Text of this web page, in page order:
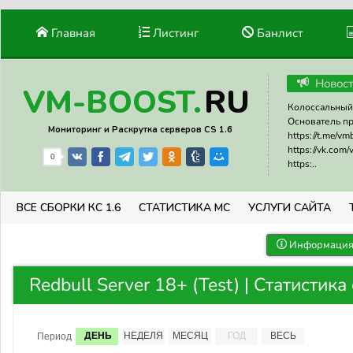
Главная Листинг Банлист
VM-BOOST.RU
Мониторинг и Раскрутка серверов CS 1.6
0
Основатель
https://t.me/
https://vk.com/
https:..
ВСЕ СБОРКИ КС 1.6 СТАТИСТИКА МС УСЛУГИ САЙТА
Redbull Server 18+ (Test) | Статистика
Период ДЕНЬ НЕДЕЛЯ МЕСЯЦ ГОД ВЕСЬ